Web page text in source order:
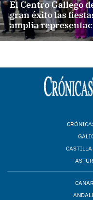
El Centro Gallego
gran éxito las
amplia
CASTILLA